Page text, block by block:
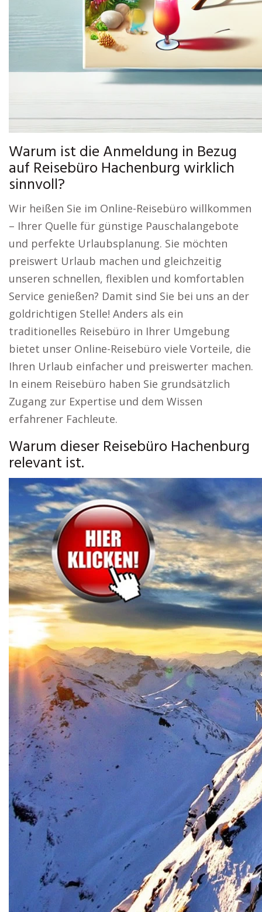
Warum ist die Anmeldung in Bezug
auf Reisebüro Hachenburg wirklich
sinnvoll?
Wir heißen Sie im Online-Reisebüro willkommen
– Ihrer Quelle für günstige Pauschalangebote
und perfekte Urlaubsplanung. Sie möchten
preiswert Urlaub machen und gleichzeitig
unseren schnellen, flexiblen und komfortablen
Service genießen? Damit sind Sie bei uns an der
goldrichtigen Stelle! Anders als ein
traditionelles Reisebüro in Ihrer Umgebung
bietet unser Online-Reisebüro viele Vorteile, die
Ihren Urlaub einfacher und preiswerter machen.
In einem Reisebüro haben Sie grundsätzlich
Zugang zur Expertise und dem Wissen
erfahrener Fachleute.
Warum dieser Reisebüro Hachenburg
relevant ist.